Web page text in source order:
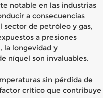
notable en las industrias
a consecuencias
sector de petróleo y gas,
a presiones
la longevidad y
níquel son invaluables.
sin pérdida de
crítico que contribuye